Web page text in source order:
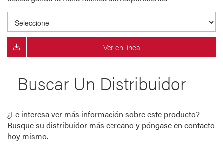
Ver en línea
Buscar Un Distribuidor
¿Le interesa ver más información sobre este producto?
Busque su distribuidor más cercano y póngase en contacto
hoy mismo.